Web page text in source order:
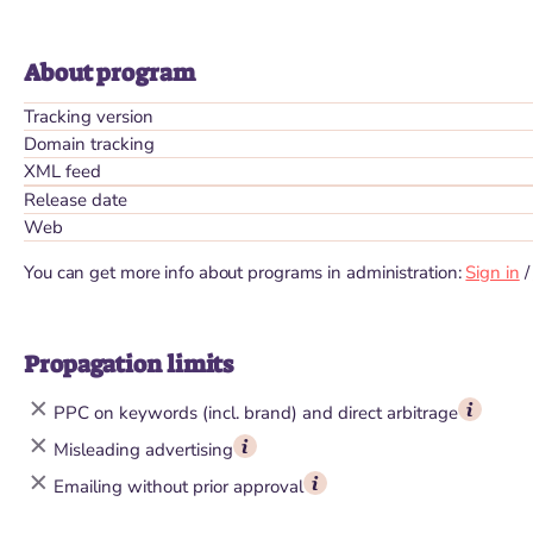
About program
Tracking version
Domain tracking
XML feed
Release date
Web
You can get more info about programs in administration: Sign in /
Propagation limits
PPC on keywords (incl. brand) and direct arbitrage
Misleading advertising
Emailing without prior approval